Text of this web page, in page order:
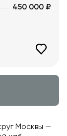
450 000 ₽
Москвы —